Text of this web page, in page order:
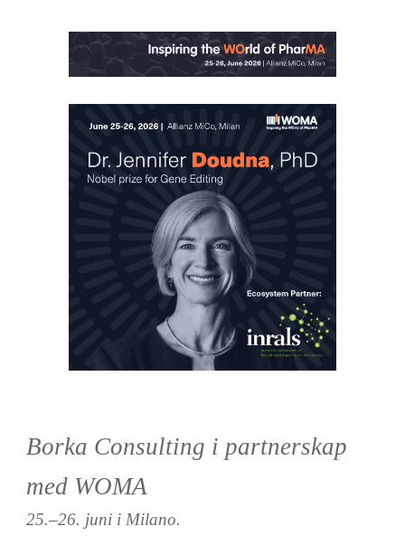
Borka Consulting i partnerskap
med WOMA
25.–26. juni i Milano.